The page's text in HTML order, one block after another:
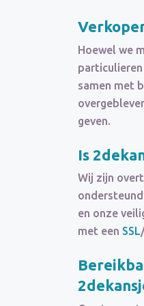
Hoewel we
samen met
geven.
Is
Wij zijn
en onze
met een SSL